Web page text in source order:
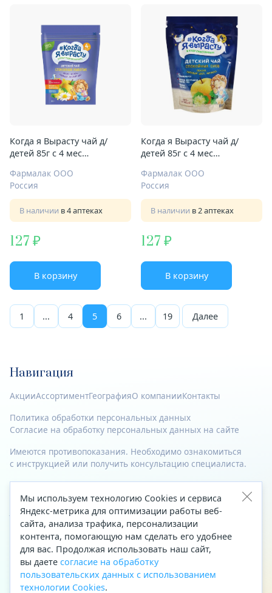
Когда я Вырасту чай д/
детей 85г с 4 мес
Фармалак ООО
Россия
В наличии в 4 аптеках
127
В корзину
Когда я Вырасту чай д/
детей 85г с 4 мес
Фармалак ООО
Россия
В наличии в 2 аптеках
127
В корзину
1 ... 4 5 6 ... 19 Далее
Навигация
АкцииАссортиментГеографияО компанииКонтакты
Политика обработки персональных данных
Согласие на обработку персональных данных на сайте
Имеются противопоказания. Необходимо ознакомиться
с инструкцией или получить консультацию специалиста.
© 2023—2026 Все права защищены.
Адрес
Архангельск, ул. Папанина, д. 19 (вход в здание со стороны
автоцентра «Тойота»)
Приемная Генерального директора
Телефон
+7 (8182) 63-60-31
Мы используем технологию Cookies и сервиса
Яндекс-метрика для оптимизации работы веб-
сайта, анализа трафика, персонализации
контента, помогающую нам сделать его удобнее
для вас. Продолжая использовать наш сайт,
вы даете согласие на обработку
пользовательских данных с использованием
технологии Cookies.